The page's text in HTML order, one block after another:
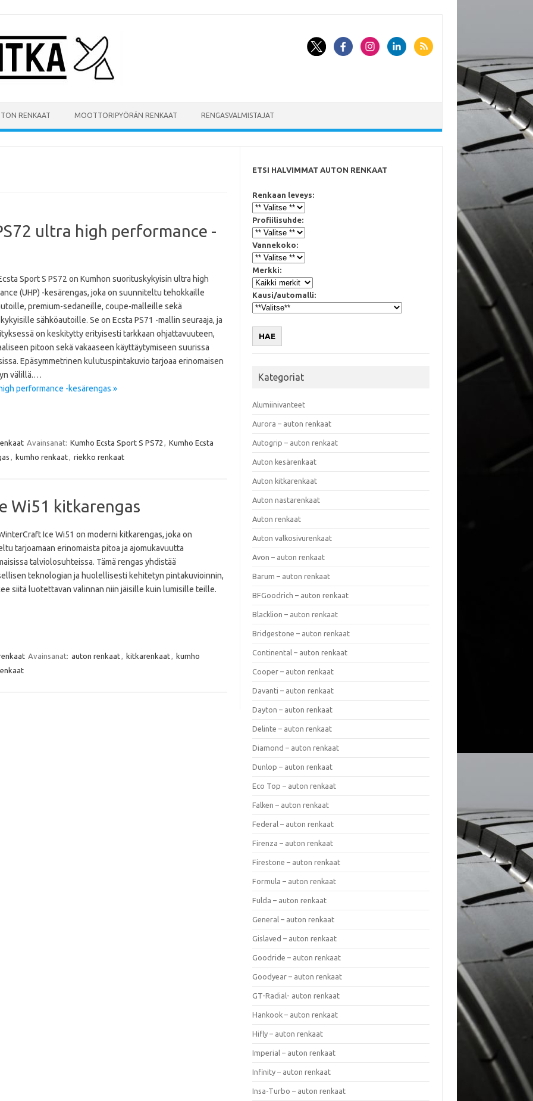
RENKAAT MOOTTORIPYÖRÄN RENKAAT RENGASVALMISTAJAT
ultra high performance -
Sport S PS72 on Kumhon suorituskykyisin ultra high
(UHP) -kesärengas, joka on suunniteltu tehokkaille
premium-sedaneille, coupe-malleille sekä
sähköautoille. Se on Ecsta PS71 -mallin seuraaja, ja
on keskitytty erityisesti tarkkaan ohjattavuuteen,
pitoon sekä vakaaseen käyttäytymiseen suurissa
Epäsymmetrinen kulutuspintakuvio tarjoaa erinomaisen
välillä.…
performance -kesärengas »
Avainsanat: Kumho Ecsta Sport S PS72 , Kumho Ecsta
, kumho renkaat, riekko renkaat
Wi51 kitkarengas
Ice Wi51 on moderni kitkarengas, joka on
tarjoamaan erinomaista pitoa ja ajomukavuutta
talviolosuhteissa. Tämä rengas yhdistää
teknologian ja huolellisesti kehitetyn pintakuvioinnin,
siitä luotettavan valinnan niin jäisille kuin lumisille teille.
Avainsanat: auton renkaat, kitkarenkaat, kumho
ETSI HALVIMMAT AUTON RENKAAT
Renkaan leveys:
Profiilisuhde:
Vannekoko:
Merkki:
Kausi/automalli:
HAE
Kategoriat
Alumiinivanteet
Aurora – auton renkaat
Autogrip – auton renkaat
Auton kesärenkaat
Auton kitkarenkaat
Auton nastarenkaat
Auton renkaat
Auton valkosivurenkaat
Avon – auton renkaat
Barum – auton renkaat
BFGoodrich – auton renkaat
Blacklion – auton renkaat
Bridgestone – auton renkaat
Continental – auton renkaat
Cooper – auton renkaat
Davanti – auton renkaat
Dayton – auton renkaat
Delinte – auton renkaat
Diamond – auton renkaat
Dunlop – auton renkaat
Eco Top – auton renkaat
Falken – auton renkaat
Federal – auton renkaat
Firenza – auton renkaat
Firestone – auton renkaat
Formula – auton renkaat
Fulda – auton renkaat
General – auton renkaat
Gislaved – auton renkaat
Goodride – auton renkaat
Goodyear – auton renkaat
GT-Radial- auton renkaat
Hankook – auton renkaat
Hifly – auton renkaat
Imperial – auton renkaat
Infinity – auton renkaat
Insa-Turbo – auton renkaat